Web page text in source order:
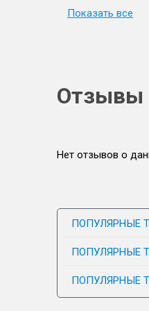
Показать все
Отзывы
Нет отзывов о
ПОПУЛЯРНЫЕ
ПОПУЛЯРНЫЕ
ПОПУЛЯРНЫЕ